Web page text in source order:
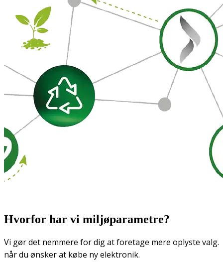
Hvorfor har vi miljøparametre?
Vi gør det nemmere for dig at foretage mere oplyste valg.
når du ønsker at købe ny elektronik.